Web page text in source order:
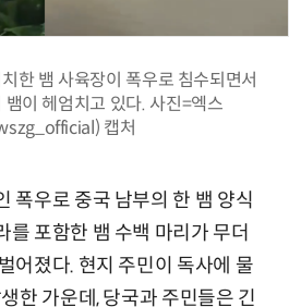
한 뱀 사육장이 폭우로 침수되면서
뱀이 헤엄치고 있다. 사진=엑스
캡처
폭우로 중국 남부의 한 뱀 양식
를 포함한 뱀 수백 마리가 무더
어졌다. 현지 주민이 독사에 물
한 가운데, 당국과 주민들은 긴